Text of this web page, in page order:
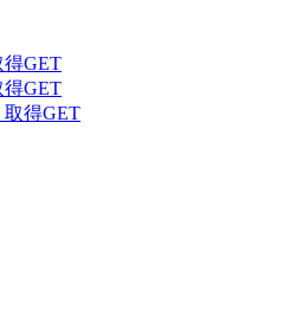
得GET
得GET
取得GET